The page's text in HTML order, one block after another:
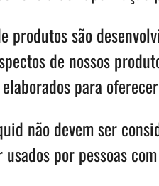
produtos são
de nossos
para
não devem ser
​​por pessoas